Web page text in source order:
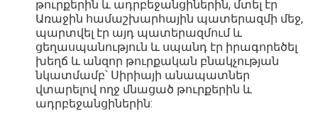
թուրքերին և ադրբեջանցիներին, մտել էր
Առաջին համաշխարհային պատերազմի մեջ,
պարտվել էր այդ պատերազմում և
ցեղասպանություն և սպանդ էր իրագորեծել
խեղճ և անզոր թուրքական բնակչության
նկատմամբ՝ Սիրիայի անապատներ
վտարելով ողջ մնացած թուրքերին և
ադրբեջանցիներին: